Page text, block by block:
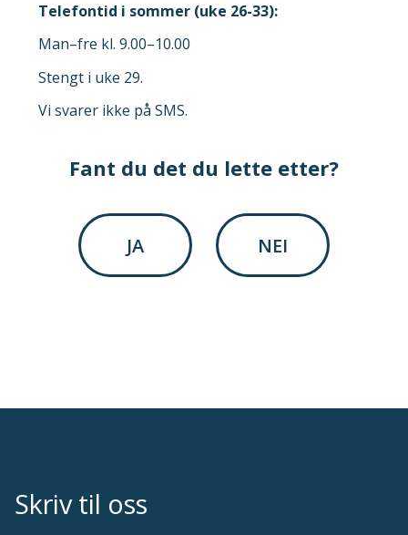
Telefontid i sommer (uke 26-33):
Man–fre kl. 9.00–10.00
Stengt i uke 29.
Vi svarer ikke på SMS.
Fant du det du lette etter?
JA NEI
Skriv til oss